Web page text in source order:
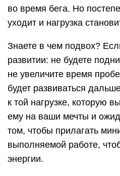
во время бега. Но
уходит и нагрузка
Знаете в чем подвох?
развитии: не будете
не увеличите время
будет развиваться
к той нагрузке, которую
ему на ваши мечты и
том, чтобы прилагать
выполняемой работе,
энергии.